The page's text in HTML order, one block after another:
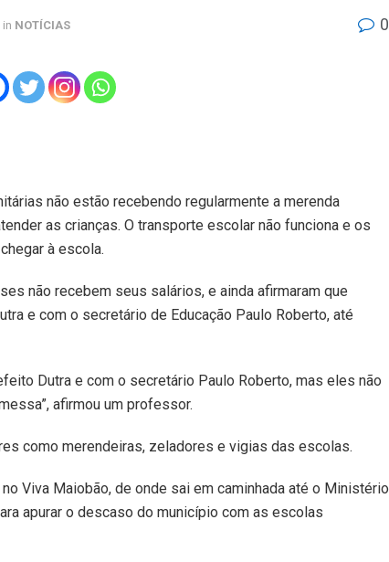
in NOTÍCIAS 0
não estão recebendo regularmente a merenda
as crianças. O transporte escolar não funciona e os
à escola.
não recebem seus salários, e ainda afirmaram que
e com o secretário de Educação Paulo Roberto, até
Dutra e com o secretário Paulo Roberto, mas eles não
afirmou um professor.
como merendeiras, zeladores e vigias das escolas.
Viva Maiobão, de onde sai em caminhada até o Ministério
apurar o descaso do município com as escolas